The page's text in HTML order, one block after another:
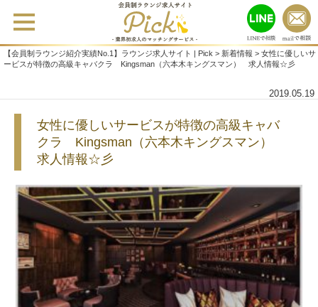
【会員制ラウンジ紹介実績No.1】ラウンジ求人サイト | Pick > 新着情報 > 女性に優しいサ
ービスが特徴の高級キャバクラ Kingsman（六本木キングスマン） 求人情報☆彡
2019.05.19
女性に優しいサービスが特徴の高級キャバ
クラ Kingsman（六本木キングスマン）
求人情報☆彡